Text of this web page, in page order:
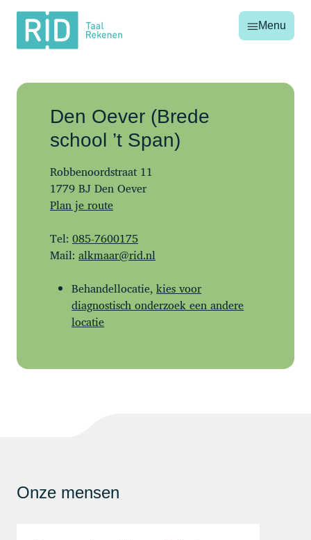
RID
Taal
Rekenen
Menu
Den Oever (Brede
school ’t Span)
Robbenoordstraat 11
1779 BJ Den Oever
Plan je route
Tel: 085-7600175
Mail: alkmaar@rid.nl
Behandellocatie,kies voor
diagnostisch onderzoek een andere
locatie
Onze mensen